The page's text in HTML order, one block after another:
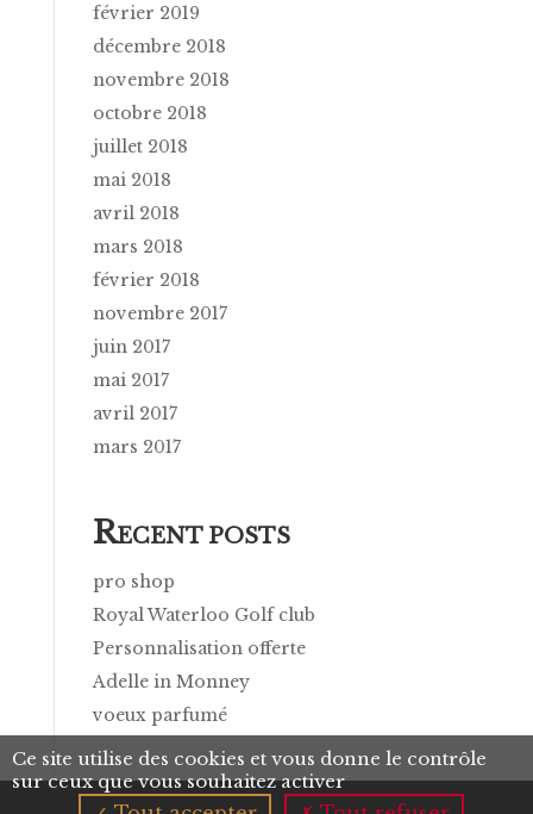
février 2019
décembre 2018
novembre 2018
octobre 2018
juillet 2018
mai 2018
avril 2018
mars 2018
février 2018
novembre 2017
juin 2017
mai 2017
avril 2017
mars 2017
RECENT POSTS
pro shop
Royal Waterloo Golf club
Personnalisation offerte
Adelle in Monney
voeux parfumé
Ce site utilise des cookies et vous donne le contrôle
sur ceux que vous souhaitez activer